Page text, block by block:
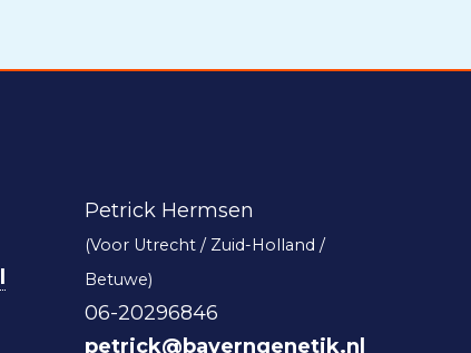
Petrick Hermsen
(Voor Utrecht / Zuid-Holland /
Betuwe)
06-20296846
petrick@bayerngenetik.nl